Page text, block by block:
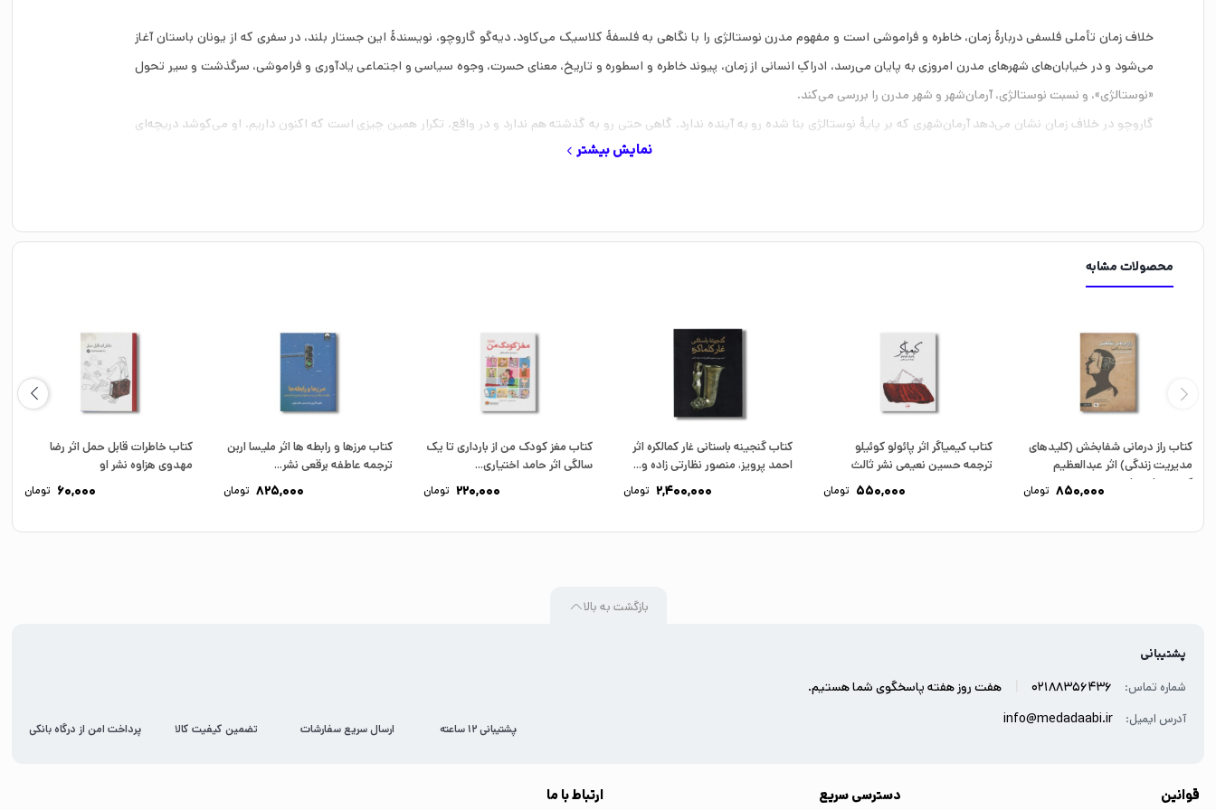
خلاف زمان تأملی فلسفی دربارهٔ زمان، خاطره و فراموشی است و مفهوم مدرن نوستالژی را با نگاهی به فلسفهٔ کلاسیک می‌کاود. دیه‌گو گاروچو، نویسندهٔ این جستار بلند، در سفری که از یونان باستان آغاز
می‌شود و در خیابان‌های شهرهای مدرن امروزی به پایان می‌رسد، ادراکِ انسانی از زمان، پیوند خاطره و اسطوره و تاریخ، معنای حسرت، وجوه سیاسی و اجتماعی یادآوری و فراموشی، سرگذشت و سیر تحول
«نوستالژی»، و نسبت نوستالژی، آرمان‌شهر و شهر مدرن را بررسی می‌کند.
گاروچو در خلاف زمان نشان می‌دهد آرمان‌شهری که بر پایهٔ نوستالژی بنا شده رو به آینده‌ ندارد. گاهی حتی رو به گذشته هم ندارد و در واقع، تکرار همین چیزی است که اکنون داریم. او می‌کوشد دریچه‌ای
نمایش بیشتر
محصولات مشابه
کتاب راز درمانی شفابخش (کلیدهای
مدیریت زندگی) اثر عبدالعظیم
کریمی نشر صابرین
850,000 تومان
کتاب کیمیاگر اثر پائولو کوئیلو
ترجمه حسین نعیمی نشر ثالث
550,000 تومان
کتاب گنجینه باستانی غار کمالکره اثر
احمد پرویز، منصور نظارتی زاده و...
2,400,000 تومان
کتاب مغز کودک من از بارداری تا یک
سالگی اثر حامد اختیاری...
220,000 تومان
کتاب مرزها و رابطه ها اثر ملیسا اربن
ترجمه عاطفه برقعی نشر...
825,000 تومان
کتاب خاطرات قابل حمل اثر رضا
مهدوی هزاوه نشر او
60,000 تومان
بازگشت به بالا
پشتیبانی
شماره تماس:
02188356436 هفت روز هفته پاسخگوی شما هستیم.
آدرس ایمیل: info@medadaabi.ir
پشتیبانی 12 ساعته ارسال سریع سفارشات تضمین کیفیت کالا پرداخت امن از درگاه بانکی
قوانین دسترسی سریع ارتباط با ما